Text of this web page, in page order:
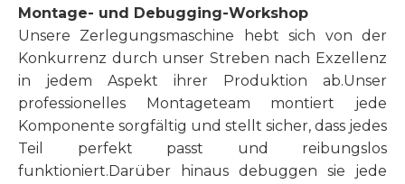
Montage- und Debugging-Workshop
Unsere Zerlegungsmaschine hebt sich von der
Konkurrenz durch unser Streben nach Exzellenz
in jedem Aspekt ihrer Produktion ab.Unser
professionelles Montageteam montiert jede
Komponente sorgfältig und stellt sicher, dass jedes
Teil perfekt passt und reibungslos
funktioniert.Darüber hinaus debuggen sie jede